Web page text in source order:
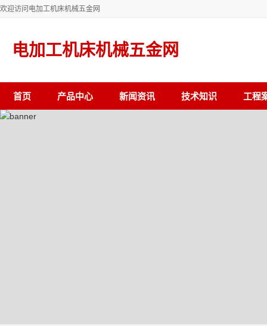
欢迎访问电加工机床机械五金网
电加工机床机械五金网
首页 产品中心 新闻资讯 技术知识 工程